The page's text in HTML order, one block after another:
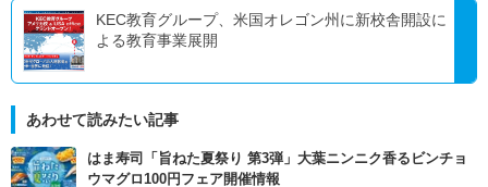
KEC教育グループ、米国オレゴン州に新校舎開設に
よる教育事業展開
あわせて読みたい記事
はま寿司「旨ねた夏祭り 第3弾」大葉ニンニク香るビンチョ
ウマグロ100円フェア開催情報